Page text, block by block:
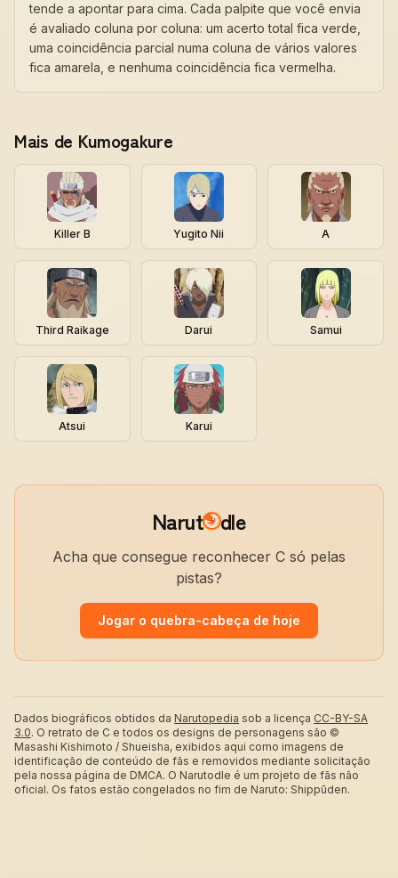
tende a apontar para cima. Cada palpite que você envia
é avaliado coluna por coluna: um acerto total fica verde,
uma coincidência parcial numa coluna de vários valores
fica amarela, e nenhuma coincidência fica vermelha.
Mais de Kumogakure
Killer B Yugito Nii A
Third Raikage Darui Samui
Atsui Karui
Narut dle
Acha que consegue reconhecer C só pelas
pistas?
Jogar o quebra-cabeça de hoje
Dados biográficos obtidos da Narutopedia sob a licença CC-BY-SA
3.0. O retrato de C e todos os designs de personagens são ©
Masashi Kishimoto / Shueisha, exibidos aqui como imagens de
identificação de conteúdo de fãs e removidos mediante solicitação
pela nossa página de DMCA. O Narutodle é um projeto de fãs não
oficial. Os fatos estão congelados no fim de Naruto: Shippūden.